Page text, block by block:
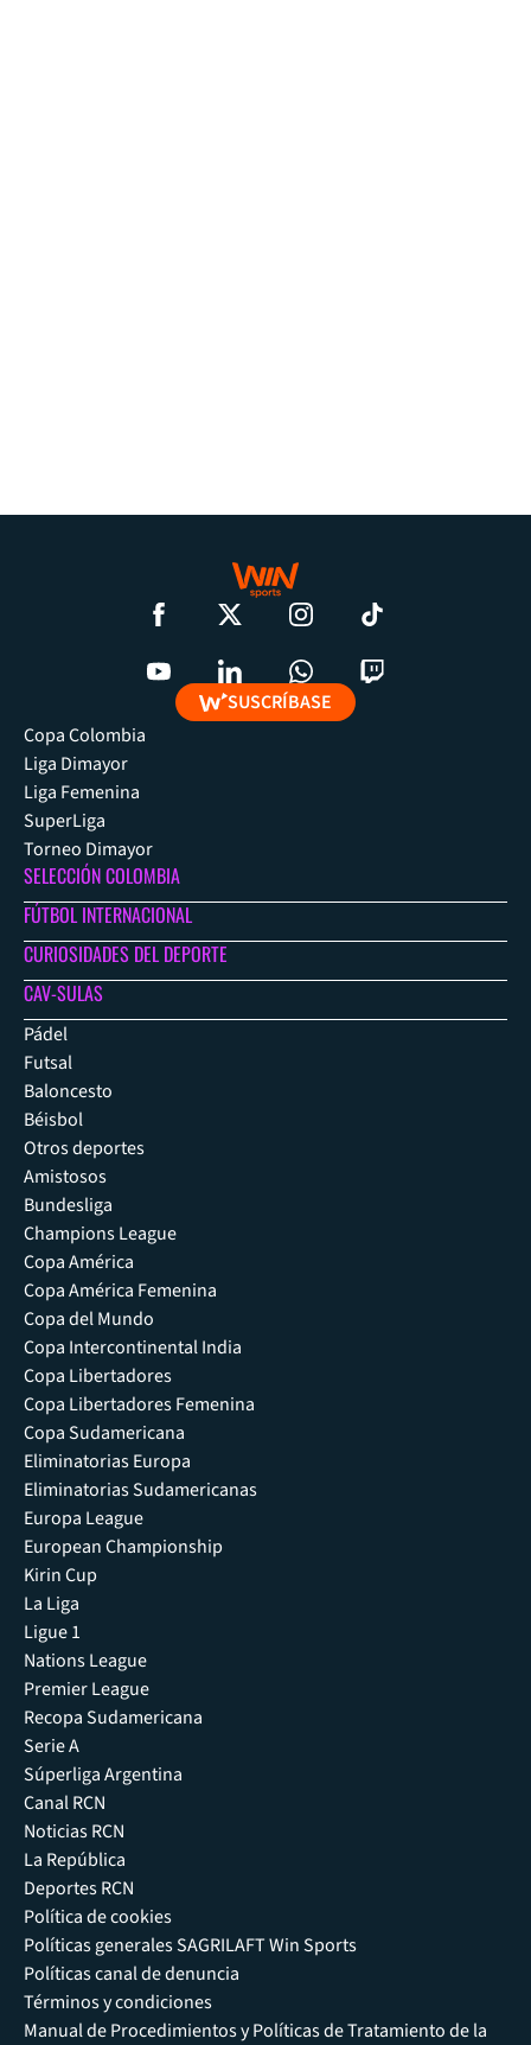
SUSCRÍBASE
Copa Colombia
Liga Dimayor
Liga Femenina
SuperLiga
Torneo Dimayor
SELECCIÓN COLOMBIA
FÚTBOL INTERNACIONAL
CURIOSIDADES DEL DEPORTE
CAV-SULAS
Pádel
Futsal
Baloncesto
Béisbol
Otros deportes
Amistosos
Bundesliga
Champions League
Copa América
Copa América Femenina
Copa del Mundo
Copa Intercontinental India
Copa Libertadores
Copa Libertadores Femenina
Copa Sudamericana
Eliminatorias Europa
Eliminatorias Sudamericanas
Europa League
European Championship
Kirin Cup
La Liga
Ligue 1
Nations League
Premier League
Recopa Sudamericana
Serie A
Súperliga Argentina
Canal RCN
Noticias RCN
La República
Deportes RCN
Política de cookies
Políticas generales SAGRILAFT Win Sports
Políticas canal de denuncia
Términos y condiciones
Manual de Procedimientos y Políticas de Tratamiento de la